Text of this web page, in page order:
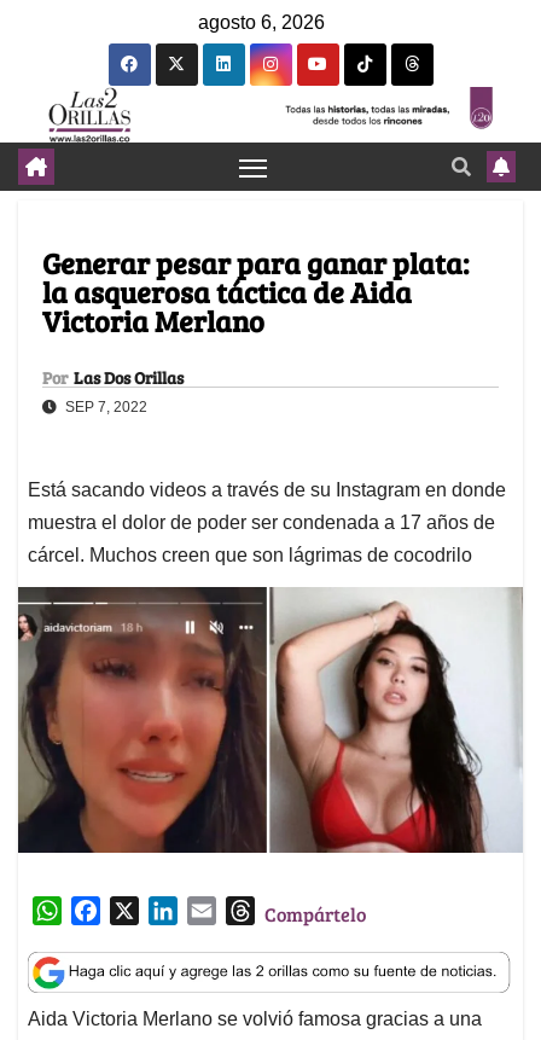
agosto 6, 2026
Generar pesar para ganar plata:
la asquerosa táctica de Aida
Victoria Merlano
Por Las Dos Orillas
SEP 7, 2022
Está sacando videos a través de su Instagram en donde
muestra el dolor de poder ser condenada a 17 años de
cárcel. Muchos creen que son lágrimas de cocodrilo
W
a
t
s
c
e
b
n
k
e
a
i
l
T
r
e
a
Compártelo
Aida Victoria Merlano se volvió famosa gracias a una